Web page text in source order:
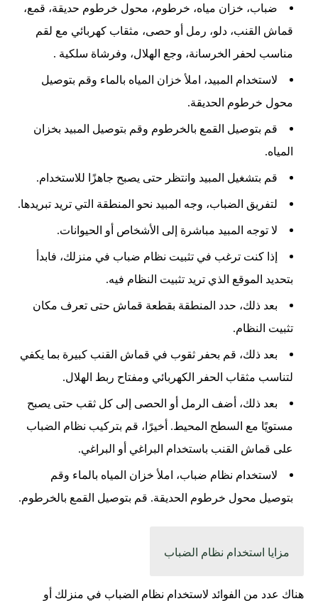
ضباب، خزان مياه، خرطوم، محول خرطوم حديقة، قمع،
قماش القنب، دلو، رمل أو حصى، مثقاب كهربائي مع لقم
مناسب لحفر الخرسانة، وجع الهلال، وفرشاة سلكية .
لاستخدام المبيد، املأ خزان المياه بالماء وقم بتوصيل
محول خرطوم الحديقة.
قم بتوصيل القمع بالخرطوم وقم بتوصيل المبيد بخزان
المياه.
قم بتشغيل المبيد وانتظر حتى يصبح جاهزًا للاستخدام.
لتفريق الضباب، وجه المبيد نحو المنطقة التي تريد تبريدها.
لا توجه المبيد مباشرة إلى الأشخاص أو الحيوانات.
إذا كنت ترغب في تثبيت نظام ضباب في منزلك، فابدأ
بتحديد الموقع الذي تريد تثبيت النظام فيه.
بعد ذلك، حدد المنطقة بقطعة قماش حتى تعرف مكان
تثبيت النظام.
بعد ذلك، قم بحفر ثقوب في قماش القنب كبيرة بما يكفي
لتناسب مثقاب الحفر الكهربائي ومفتاح ربط الهلال.
بعد ذلك، أضف الرمل أو الحصى إلى كل ثقب حتى يصبح
مستويًا مع السطح المحيط. أخيرًا، قم بتركيب نظام الضباب
على قماش القنب باستخدام البراغي أو البراغي.
لاستخدام نظام ضباب، املأ خزان المياه بالماء وقم
بتوصيل محول خرطوم الحديقة. قم بتوصيل القمع بالخرطوم.
مزايا استخدام نظام الضباب
هناك عدد من الفوائد لاستخدام نظام الضباب في منزلك أو